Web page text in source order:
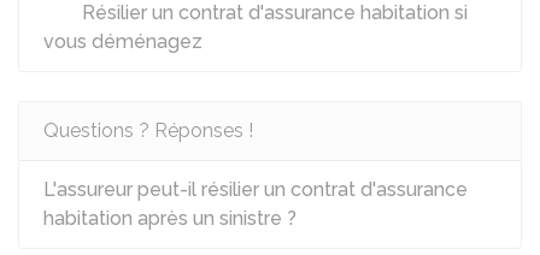
Résilier un contrat d'assurance habitation si
vous déménagez
Questions ? Réponses !
L'assureur peut-il résilier un contrat d'assurance
habitation après un sinistre ?